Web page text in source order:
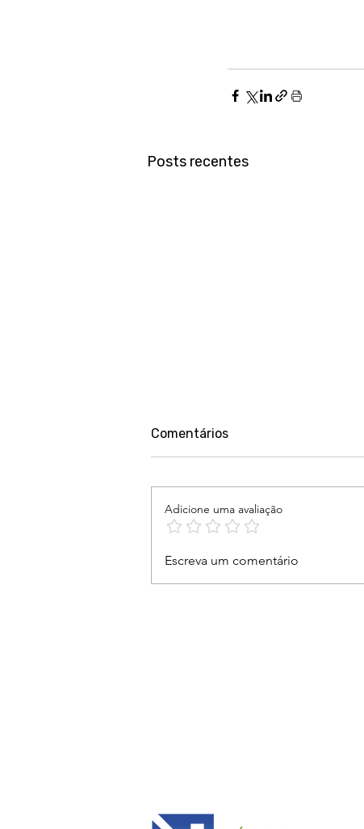
Posts recentes
ouvir, acolher e estar ao
lado das mulheres vítimas
Comentários
Adicione uma avaliação
Escreva um comentário